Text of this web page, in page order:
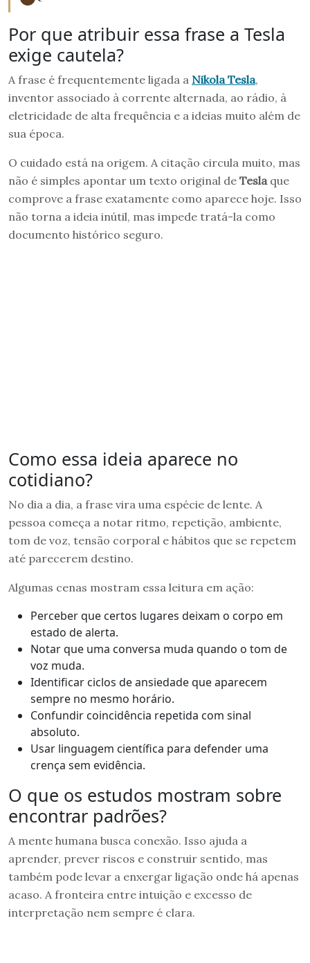
Por que atribuir essa frase a Tesla
exige cautela?
A frase é frequentemente ligada a Nikola Tesla,
inventor associado à corrente alternada, ao rádio, à
eletricidade de alta frequência e a ideias muito além de
sua época.
O cuidado está na origem. A citação circula muito, mas
não é simples apontar um texto original de Tesla que
comprove a frase exatamente como aparece hoje. Isso
não torna a ideia inútil, mas impede tratá-la como
documento histórico seguro.
Como essa ideia aparece no
cotidiano?
No dia a dia, a frase vira uma espécie de lente. A
pessoa começa a notar ritmo, repetição, ambiente,
tom de voz, tensão corporal e hábitos que se repetem
até parecerem destino.
Algumas cenas mostram essa leitura em ação:
Perceber que certos lugares deixam o corpo em
estado de alerta.
Notar que uma conversa muda quando o tom de
voz muda.
Identificar ciclos de ansiedade que aparecem
sempre no mesmo horário.
Confundir coincidência repetida com sinal
absoluto.
Usar linguagem científica para defender uma
crença sem evidência.
O que os estudos mostram sobre
encontrar padrões?
A mente humana busca conexão. Isso ajuda a
aprender, prever riscos e construir sentido, mas
também pode levar a enxergar ligação onde há apenas
acaso. A fronteira entre intuição e excesso de
interpretação nem sempre é clara.